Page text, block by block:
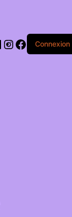
Connexion